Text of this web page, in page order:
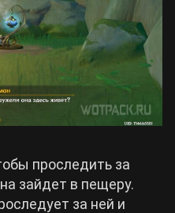
проследить за
зайдет в пещеру.
за ней и